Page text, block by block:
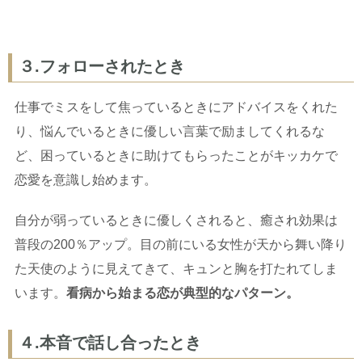
３.フォローされたとき
仕事でミスをして焦っているときにアドバイスをくれた
り、悩んでいるときに優しい言葉で励ましてくれるな
ど、困っているときに助けてもらったことがキッカケで
恋愛を意識し始めます。
自分が弱っているときに優しくされると、癒され効果は
普段の200％アップ。目の前にいる女性が天から舞い降り
た天使のように見えてきて、キュンと胸を打たれてしま
います。 看病から始まる恋が典型的なパターン。
４.本音で話し合ったとき